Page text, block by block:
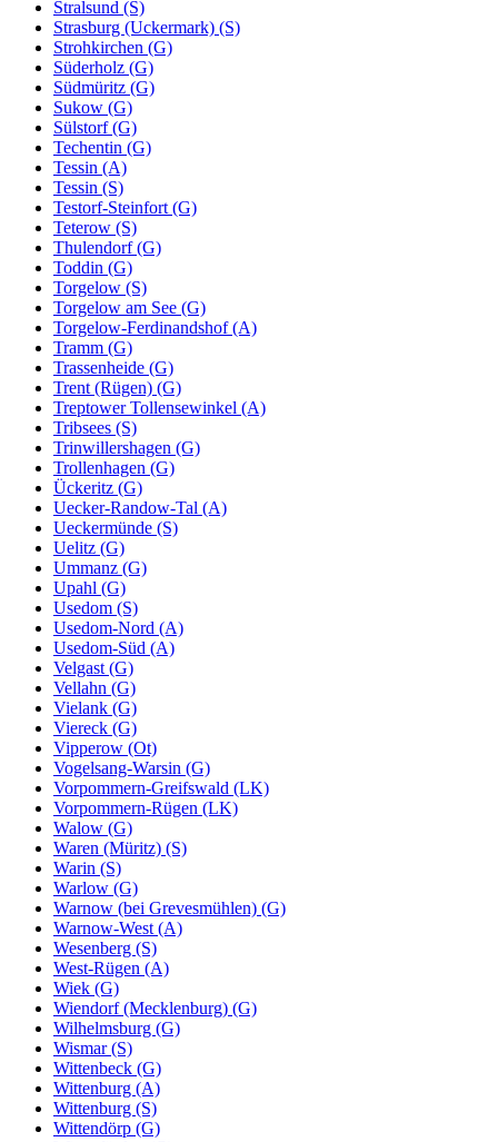
Stralsund (S)
Strasburg (Uckermark) (S)
Strohkirchen (G)
Süderholz (G)
Südmüritz (G)
Sukow (G)
Sülstorf (G)
Techentin (G)
Tessin (A)
Tessin (S)
Testorf-Steinfort (G)
Teterow (S)
Thulendorf (G)
Toddin (G)
Torgelow (S)
Torgelow am See (G)
Torgelow-Ferdinandshof (A)
Tramm (G)
Trassenheide (G)
Trent (Rügen) (G)
Treptower Tollensewinkel (A)
Tribsees (S)
Trinwillershagen (G)
Trollenhagen (G)
Ückeritz (G)
Uecker-Randow-Tal (A)
Ueckermünde (S)
Uelitz (G)
Ummanz (G)
Upahl (G)
Usedom (S)
Usedom-Nord (A)
Usedom-Süd (A)
Velgast (G)
Vellahn (G)
Vielank (G)
Viereck (G)
Vipperow (Ot)
Vogelsang-Warsin (G)
Vorpommern-Greifswald (LK)
Vorpommern-Rügen (LK)
Walow (G)
Waren (Müritz) (S)
Warin (S)
Warlow (G)
Warnow (bei Grevesmühlen) (G)
Warnow-West (A)
Wesenberg (S)
West-Rügen (A)
Wiek (G)
Wiendorf (Mecklenburg) (G)
Wilhelmsburg (G)
Wismar (S)
Wittenbeck (G)
Wittenburg (A)
Wittenburg (S)
Wittendörp (G)